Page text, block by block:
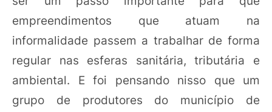
empreendimentos que atuam na
informalidade passem a trabalhar de forma
regular nas esferas sanitária, tributária e
ambiental. E foi pensando nisso que um
grupo de produtores do município de